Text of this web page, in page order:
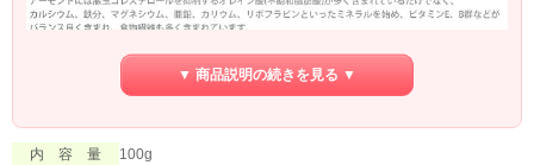
程よい歯触りとアーモンドの風味がバランスよく、定番のクッキーはもちろん
▼ 商品説明の続きを見る ▼
内 容 量
100g